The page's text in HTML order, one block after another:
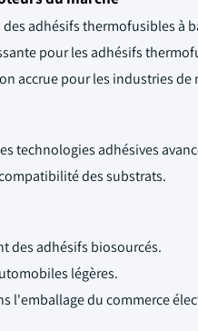
adhésifs thermofusibles à
pour les adhésifs
accrue pour les industries de
technologies adhésives
des substrats.
des adhésifs biosourcés.
légères.
l'emballage du commerce